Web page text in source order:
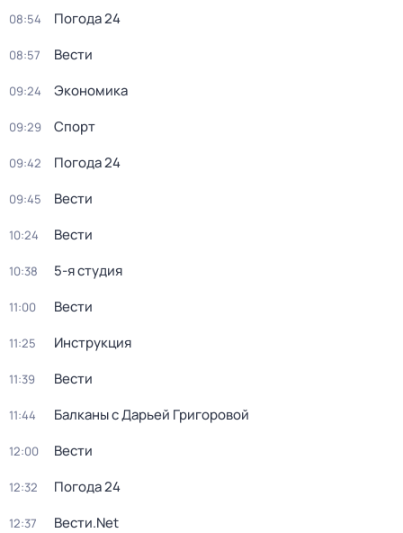
08:54 Погода 24
08:57 Вести
09:24 Экономика
09:29 Спорт
09:42 Погода 24
09:45 Вести
10:24 Вести
10:38 5-я студия
11:00 Вести
11:25 Инструкция
11:39 Вести
11:44 Балканы с Дарьей Григоровой
12:00 Вести
12:32 Погода 24
12:37 Вести.Net